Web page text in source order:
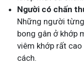
Người có chấn
Những người
bong gân ở khớp
viêm khớp rất
cách.